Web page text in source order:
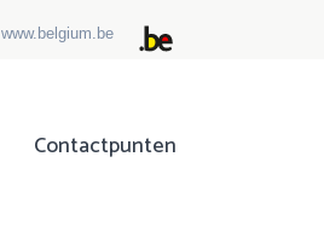
www.belgium.be
Contactpunten